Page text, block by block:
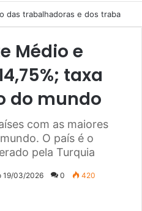
das trabalhadoras e dos
Médio e
taxa
do mundo
com as maiores
O país é o
pela Turquia
19/03/2026 0 420